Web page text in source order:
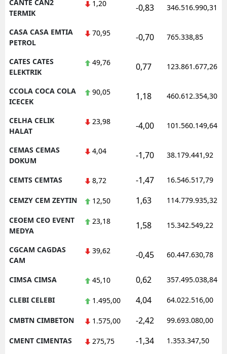
CANTE CAN2
TERMIK
1,20 -0,83 346.516.990,31
CASA CASA EMTIA
PETROL
70,95 -0,70 765.338,85
CATES CATES
ELEKTRIK
49,76 0,77 123.861.677,26
CCOLA COCA COLA
ICECEK
90,05 1,18 460.612.354,30
CELHA CELIK
HALAT
23,98 -4,00 101.560.149,64
CEMAS CEMAS
DOKUM
4,04 -1,70 38.179.441,92
CEMTS CEMTAS 8,72 -1,47 16.546.517,79
CEMZY CEM ZEYTIN 12,50 1,63 114.779.935,32
CEOEM CEO EVENT
MEDYA
23,18 1,58 15.342.549,22
CGCAM CAGDAS
CAM
39,62 -0,45 60.447.630,78
CIMSA CIMSA 45,10 0,62 357.495.038,84
CLEBI CELEBI 1.495,00 4,04 64.022.516,00
CMBTN CIMBETON 1.575,00 -2,42 99.693.080,00
CMENT CIMENTAS 275,75 -1,34 1.353.347,50